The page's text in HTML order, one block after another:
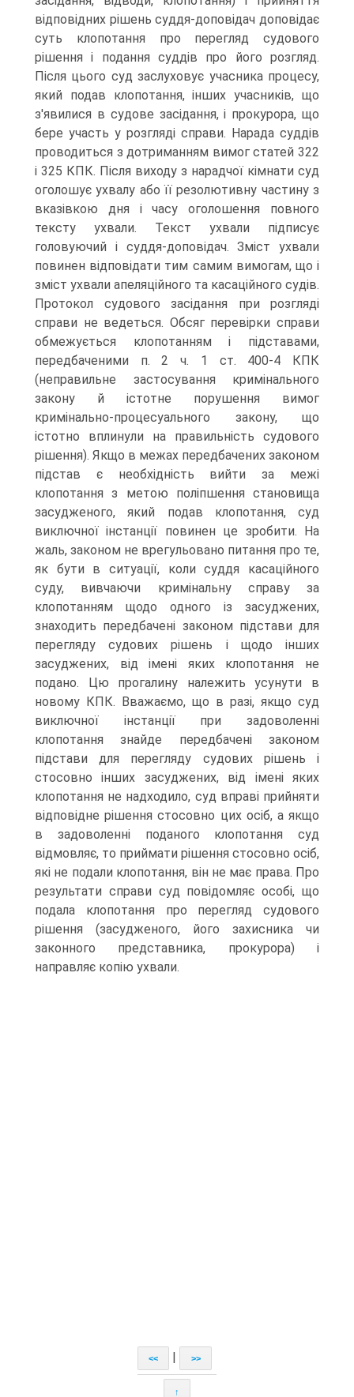
відповідних рішень суддя-доповідач доповідає
суть клопотання про перегляд судового
рішення і подання суддів про його розгляд.
Після цього суд заслуховує учасника процесу,
який подав клопотання, інших учасників, що
з'явилися в судове засідання, і прокурора, що
бере участь у розгляді справи. Нарада суддів
проводиться з дотриманням вимог статей 322
і 325 КПК. Після виходу з нарадчої кімнати суд
оголошує ухвалу або її резолютивну частину з
вказівкою дня і часу оголошення повного
тексту ухвали. Текст ухвали підписує
головуючий і суддя-доповідач. Зміст ухвали
повинен відповідати тим самим вимогам, що і
зміст ухвали апеляційного та касаційного судів.
Протокол судового засідання при розгляді
справи не ведеться. Обсяг перевірки справи
обмежується клопотанням і підставами,
передбаченими п. 2 ч. 1 ст. 400-4 КПК
(неправильне застосування кримінального
закону й істотне порушення вимог
кримінально-процесуального закону, що
істотно вплинули на правильність судового
рішення). Якщо в межах передбачених законом
підстав є необхідність вийти за межі
клопотання з метою поліпшення становища
засудженого, який подав клопотання, суд
виключної інстанції повинен це зробити. На
жаль, законом не врегульовано питання про те,
як бути в ситуації, коли суддя касаційного
суду, вивчаючи кримінальну справу за
клопотанням щодо одного із засуджених,
знаходить передбачені законом підстави для
перегляду судових рішень і щодо інших
засуджених, від імені яких клопотання не
подано. Цю прогалину належить усунути в
новому КПК. Вважаємо, що в разі, якщо суд
виключної інстанції при задоволенні
клопотання знайде передбачені законом
підстави для перегляду судових рішень і
стосовно інших засуджених, від імені яких
клопотання не надходило, суд вправі прийняти
відповідне рішення стосовно цих осіб, а якщо
в задоволенні поданого клопотання суд
відмовляє, то приймати рішення стосовно осіб,
які не подали клопотання, він не має права. Про
результати справи суд повідомляє особі, що
подала клопотання про перегляд судового
рішення (засудженого, його захисника чи
законного представника, прокурора) і
направляє копію ухвали.
<< >>
↑